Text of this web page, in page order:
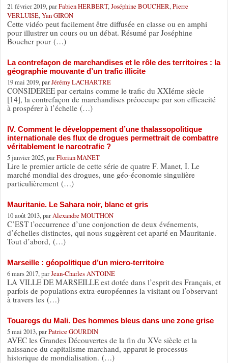
21 février 2019, parFabien HERBERT, Joséphine BOUCHER, Pierre
VERLUISE, Yan GIRON
Cette vidéo peut facilement être diffusée en classe ou en amphi
pour illustrer un cours ou un débat. Résumé par Joséphine
Boucher pour (…)
La contrefaçon de marchandises et le rôle des territoires : la
géographie mouvante d’un trafic illicite
19 mai 2019, parJérémy LACHARTRE
CONSIDEREE par certains comme le trafic du XXIéme siècle
[14], la contrefaçon de marchandises préoccupe par son efficacité
à prospérer à l’échelle (…)
IV. Comment le développement d’une thalassopolitique
internationale des flux de drogues permettrait de combattre
véritablement le narcotrafic ?
5 janvier 2025, parFlorian MANET
Lire le premier article de cette série de quatre F. Manet, I. Le
marché mondial des drogues, une géo-économie singulière
particulièrement (…)
Mauritanie. Le Sahara noir, blanc et gris
10 août 2013, parAlexandre MOUTHON
C’EST l’occurrence d’une conjonction de deux événements,
d’échelles distinctes, qui nous suggèrent cet aparté en Mauritanie.
Tout d’abord, (…)
Marseille : géopolitique d’un micro-territoire
6 mars 2017, parJean-Charles ANTOINE
LA VILLE DE MARSEILLE est dotée dans l’esprit des Français, et
parfois de populations extra-européennes la visitant ou l’observant
à travers les (…)
Touaregs du Mali. Des hommes bleus dans une zone grise
5 mai 2013, parPatrice GOURDIN
AVEC les Grandes Découvertes de la fin du XVe siècle et la
naissance du capitalisme marchand, apparut le processus
historique de mondialisation. (…)